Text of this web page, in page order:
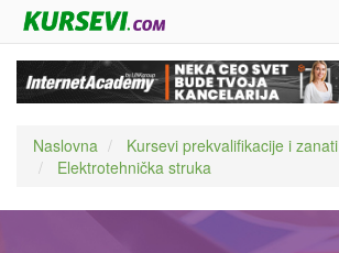
Naslovna
Kursevi prekvalifikacije i zanati
Elektrotehnička struka